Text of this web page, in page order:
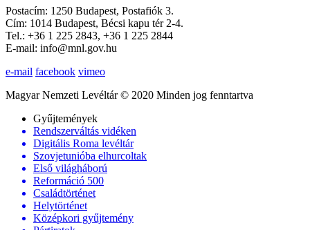
Postacím: 1250 Budapest, Postafiók 3.
Cím: 1014 Budapest, Bécsi kapu tér 2-4.
Tel.: +36 1 225 2843, +36 1 225 2844
E-mail: info@mnl.gov.hu
e-mail facebook vimeo
Magyar Nemzeti Levéltár © 2020 Minden jog fenntartva
Gyűjtemények
Rendszerváltás vidéken
Digitális Roma levéltár
Szovjetunióba elhurcoltak
Első világháború
Reformáció 500
Családtörténet
Helytörténet
Középkori gyűjtemény